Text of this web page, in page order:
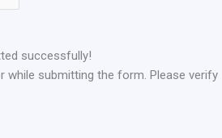
successfully!
while submitting the form. Please verify